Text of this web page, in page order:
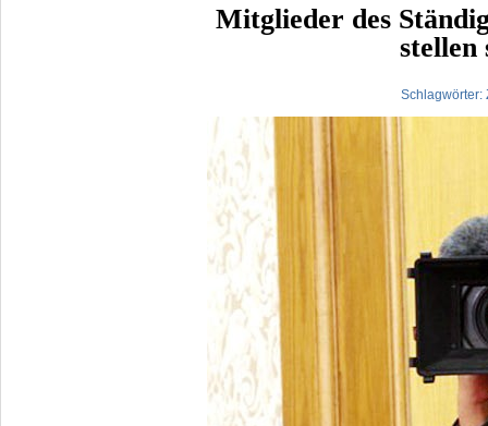
Mitglieder des
stellen
Schlagwörter: